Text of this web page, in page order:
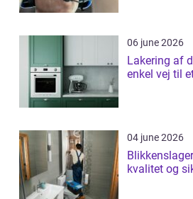
06 june 2026
Lakering af
enkel vej til
04 june 2026
kvalitet og